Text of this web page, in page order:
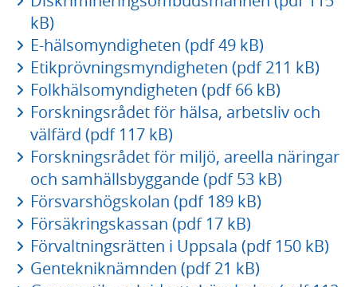
kB)
E-hälsomyndigheten (pdf 49 kB)
Etikprövningsmyndigheten (pdf 211 kB)
Folkhälsomyndigheten (pdf 66 kB)
Forskningsrådet för hälsa, arbetsliv och
välfärd (pdf 117 kB)
Forskningsrådet för miljö, areella näringar
och samhällsbyggande (pdf 53 kB)
Försvarshögskolan (pdf 189 kB)
Försäkringskassan (pdf 17 kB)
Förvaltningsrätten i Uppsala (pdf 150 kB)
Gentekniknämnden (pdf 21 kB)